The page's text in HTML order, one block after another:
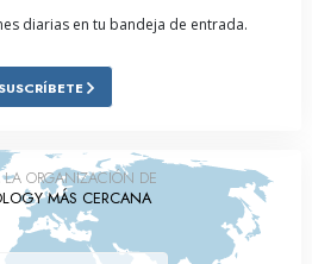
diarias en tu bandeja de entrada.
ORGANIZACIÓN DE
MÁS CERCANA